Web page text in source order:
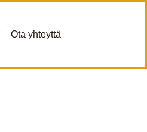
Ota yhteyttä